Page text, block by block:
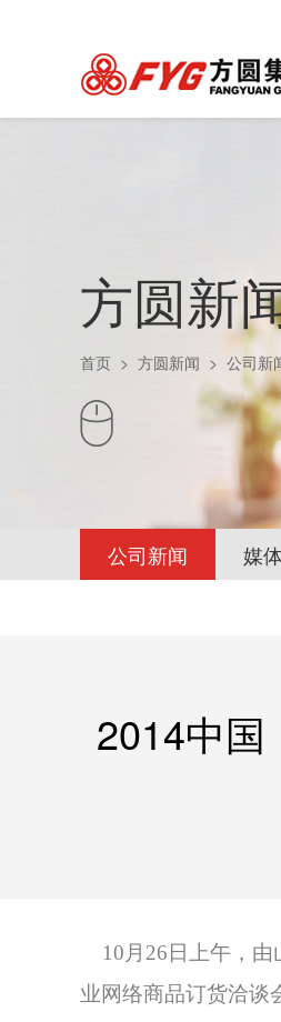
方圆新
首页 > 方圆新闻 > 公司新
公司新闻 媒
2014中国
10月26日上午，
业网络商品订货洽谈